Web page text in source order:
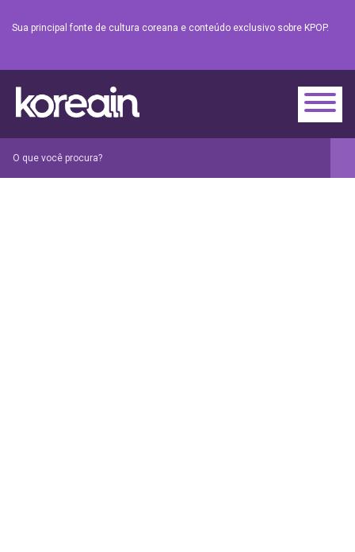
Sua principal fonte de cultura coreana e conteúdo exclusivo sobre KPOP.